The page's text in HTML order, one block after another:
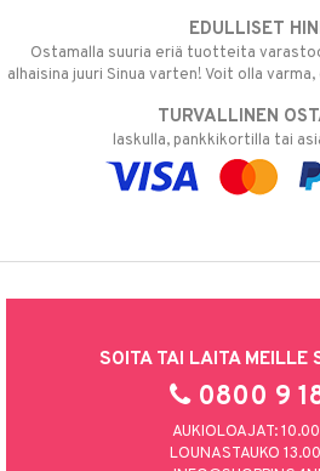
EDULLISET
Ostamalla suuria eriä tuotteita
alhaisina juuri Sinua varten! Voit olla
TURVALLINEN
laskulla, pankkikortilla tai
SOITA TAI LAITA MEILLE
0800 9
AUKIOLOAJAT:
LOUNASTAUKO